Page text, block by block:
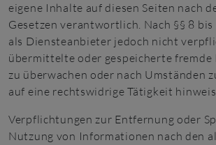
eigene Inhalte auf diesen Seiten nach
Gesetzen verantwortlich. Nach §§ 8
als Diensteanbieter jedoch nicht
übermittelte oder gespeicherte
zu überwachen oder nach Umständen
auf eine rechtswidrige Tätigkeit
Verpflichtungen zur Entfernung oder
Nutzung von Informationen nach den